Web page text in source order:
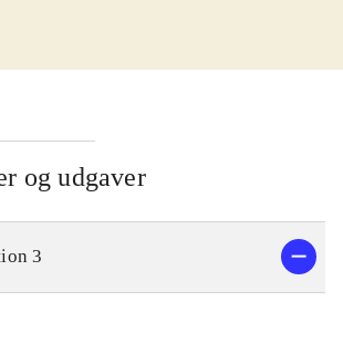
til sex er berettiget, men
Neptunia er mest af
eventyr krydret med
man skal besejre
skatte mv. Alt sammen
små turbaserede
og udgaver
3